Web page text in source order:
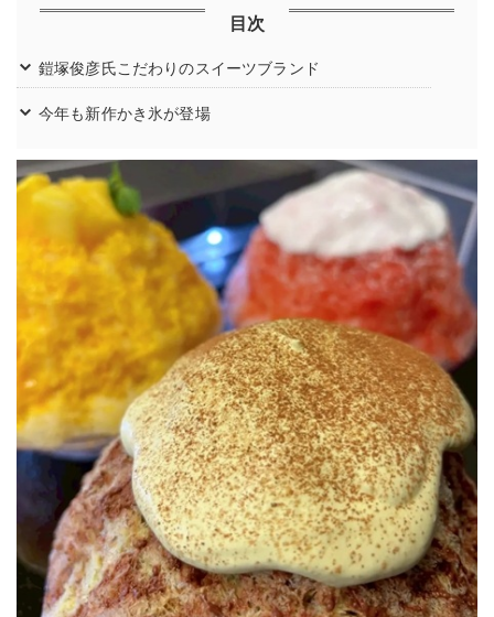
目次
鎧塚俊彦氏こだわりのスイーツブランド
今年も新作かき氷が登場